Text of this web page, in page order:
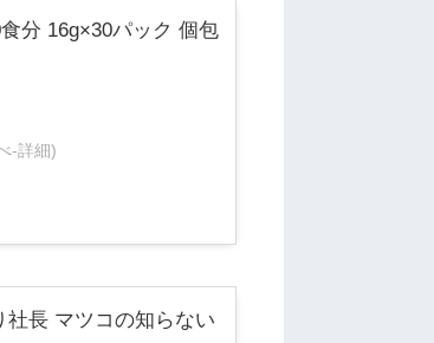
分 16g×30パック 個包
-詳細)
長 マツコの知らない